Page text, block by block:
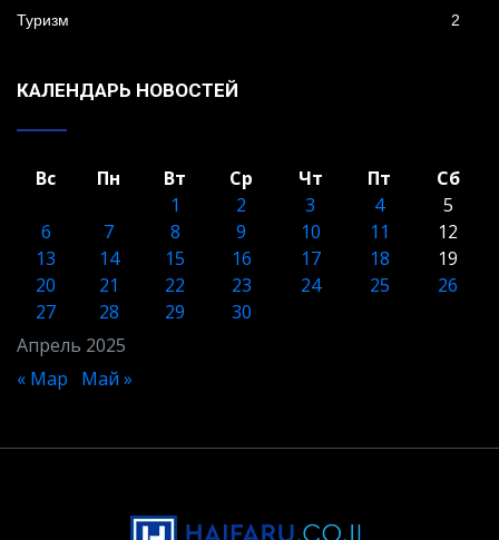
Туризм 2
КАЛЕНДАРЬ НОВОСТЕЙ
Апрель 2025
Вс Пн Вт Ср Чт Пт
Сб
1
2 3 4
5
6
7 8 9 10 11
12
13
14 15 16 17 18
19
20
21 22 23 24 25
26
27
28 29 30
« Мар Май »